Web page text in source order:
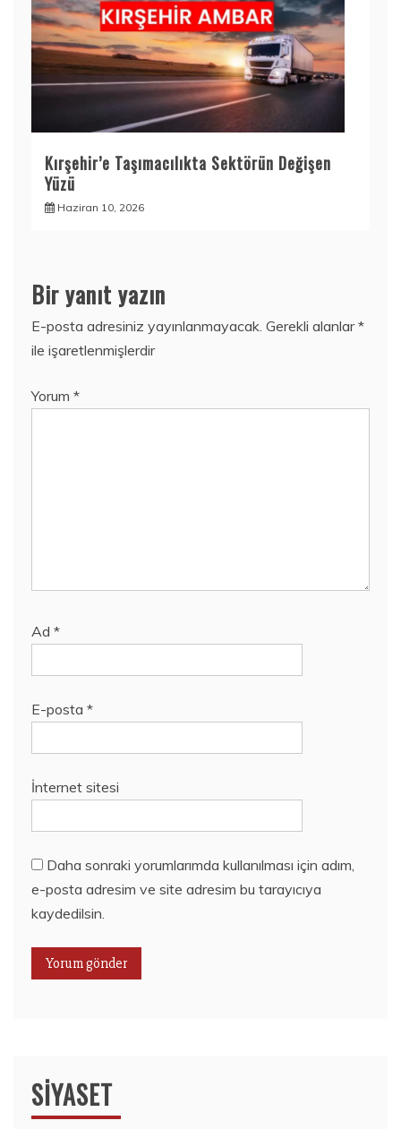
Kırşehir’e Taşımacılıkta Sektörün Değişen
Yüzü
Haziran 10, 2026
Bir yanıt yazın
E-posta adresiniz yayınlanmayacak. Gerekli alanlar*
ile işaretlenmişlerdir
Yorum *
Ad *
E-posta *
İnternet sitesi
Daha sonraki yorumlarımda kullanılması için adım,
e-posta adresim ve site adresim bu tarayıcıya
kaydedilsin.
SIYASET